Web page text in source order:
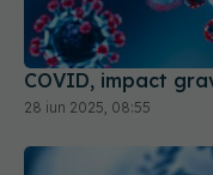
COVID, impact
28 iun 2025, 08:55